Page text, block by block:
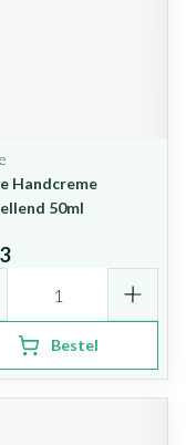
Handcreme
50ml
Bestel